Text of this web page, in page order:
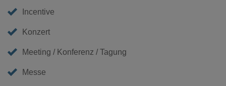
Incentive
Konzert
Meeting / Konferenz / Tagung
Messe